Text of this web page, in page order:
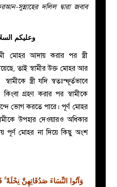
সুন্নাহের দলিল দ্বারা জবাব
وعليكم
মোহর আদায় করার পর স্ত্রী
তাই স্বামীর উক্ত মোহর আর
স্ত্রী যদি স্বতঃস্ফূর্তভাবে
গ্রহণ করার পর স্বামীকে
ভোগ করতে পারে। পূর্ণ মোহর
উপহার দেওয়ারও অধিকার
পূর্ণ মোহর না দিয়ে কিছু অংশ
وَآتُوا النِّسَاءَ صَدُقَاتِهِنَّ